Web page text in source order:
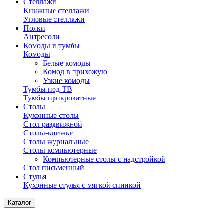
Стеллажи
Книжные стеллажи
Угловые стеллажи
Полки
Антресоли
Комоды и тумбы
Комоды
Белые комоды
Комод в прихожую
Узкие комоды
Тумбы под ТВ
Тумбы прикроватные
Столы
Кухонные столы
Стол раздвижной
Столы-книжки
Столы журнальные
Столы компьютерные
Компьютерные столы с надстройкой
Стол письменный
Стулья
Кухонные стулья с мягкой спинкой
Каталог